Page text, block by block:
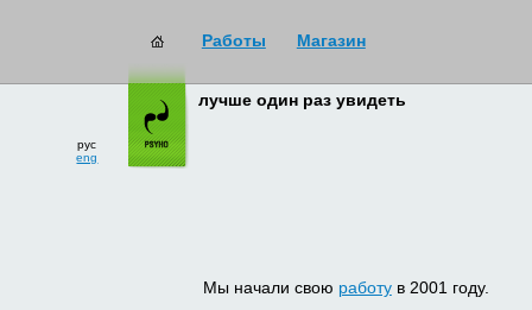
Работы Магазин
рус
eng
лучше один раз увидеть
Мы начали свою работув 2001 году.